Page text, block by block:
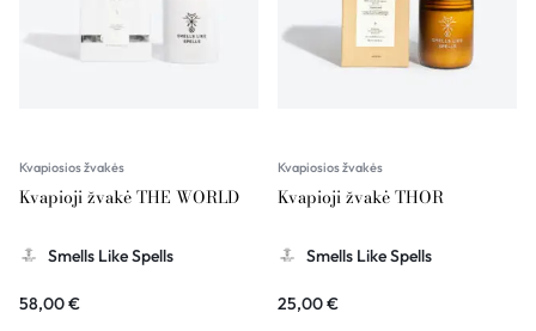
Kvapiosios žvakės
Kvapioji žvakė THE WORLD
Smells Like Spells
58,00€
Kvapiosios žvakės
Kvapioji žvakė THOR
Smells Like Spells
25,00€